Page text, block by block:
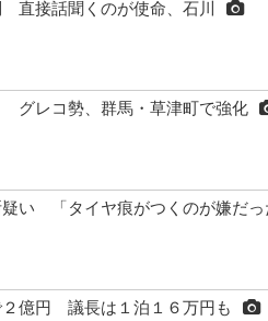
直接話聞くのが使命、石川
グレコ勢、群馬・草津町で強化
疑い 「タイヤ痕がつくのが嫌だっ
億円 議長は１泊１６万円も